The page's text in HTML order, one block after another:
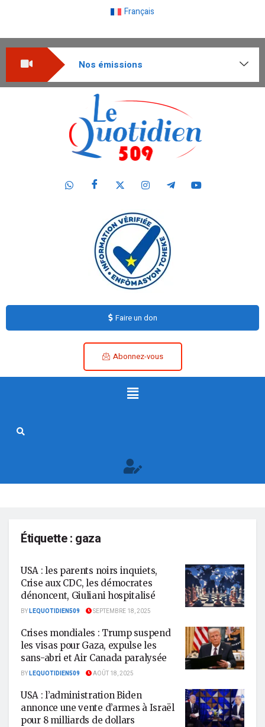
Français
Nos émissions
Faire un don
Abonnez-vous
Étiquette : gaza
USA : les parents noirs inquiets,
Crise aux CDC, les démocrates
dénoncent, Giuliani hospitalisé
BYLEQUOTIDIEN509 SEPTEMBRE 18, 2025
Crises mondiales : Trump suspend
les visas pour Gaza, expulse les
sans-abri et Air Canada paralysée
BYLEQUOTIDIEN509 AOÛT 18, 2025
USA : l’administration Biden
annonce une vente d’armes à Israël
pour 8 milliards de dollars